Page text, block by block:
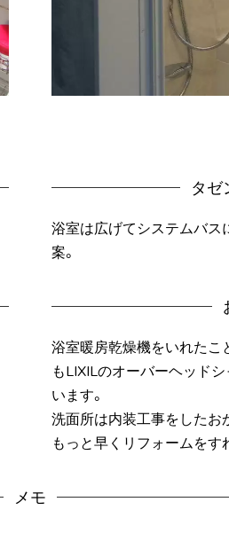
タゼ
浴室は広げてシステムバス
案。
浴室暖房乾燥機をいれたこ
もLIXILのオーバーヘッド
います。
洗面所は内装工事をしたお
もっと早くリフォームをす
メモ